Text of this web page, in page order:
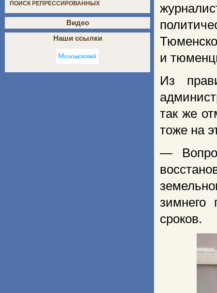
и
Из
так же
тоже на
—
сроков.
ПОИСК РЕПРЕССИРОВАННЫХ
Видео
Наши ссылки